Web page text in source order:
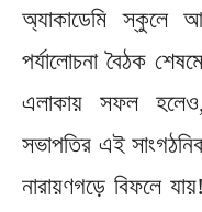
অ্যাকাডেমি স্কুলে
পর্যালোচনা বৈঠক
এলাকায় সফল
সভাপতির এই
নারায়ণগড়ে বিফলে